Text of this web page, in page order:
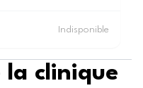
Indisponible
la clinique